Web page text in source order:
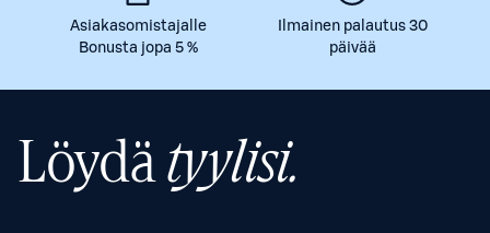
Asiakasomistajalle
Bonusta jopa 5 %
Ilmainen palautus 30
päivää
Löydätyylisi.